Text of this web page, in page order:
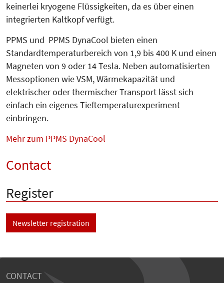
keinerlei kryogene Flüssigkeiten, da es über einen
integrierten Kaltkopf verfügt.
PPMS und PPMS DynaCool bieten einen
Standardtemperaturbereich von 1,9 bis 400 K und einen
Magneten von 9 oder 14 Tesla. Neben automatisierten
Messoptionen wie VSM, Wärmekapazität und
elektrischer oder thermischer Transport lässt sich
einfach ein eigenes Tief­temperaturexperiment
einbringen.
Mehr zum PPMS DynaCool
Contact
Register
Newsletter registration
CONTACT